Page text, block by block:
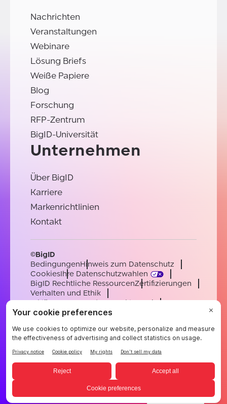
Nachrichten
Veranstaltungen
Webinare
Lösung Briefs
Weiße Papiere
Blog
Forschung
RFP-Zentrum
BigID-Universität
Unternehmen
Über BigID
Karriere
Markenrichtlinien
Kontakt
©BigID
BedingungenHinweis zum Datenschutz
CookiesIhre Datenschutzwahlen
BigID Rechtliche RessourcenZertifizierungen
Verhalten und Ethik
Erklärung zur modernen Sklaverei
Unterauftragsverarbeiter
EnglishGermanFrenchSpanishPortuguese
German